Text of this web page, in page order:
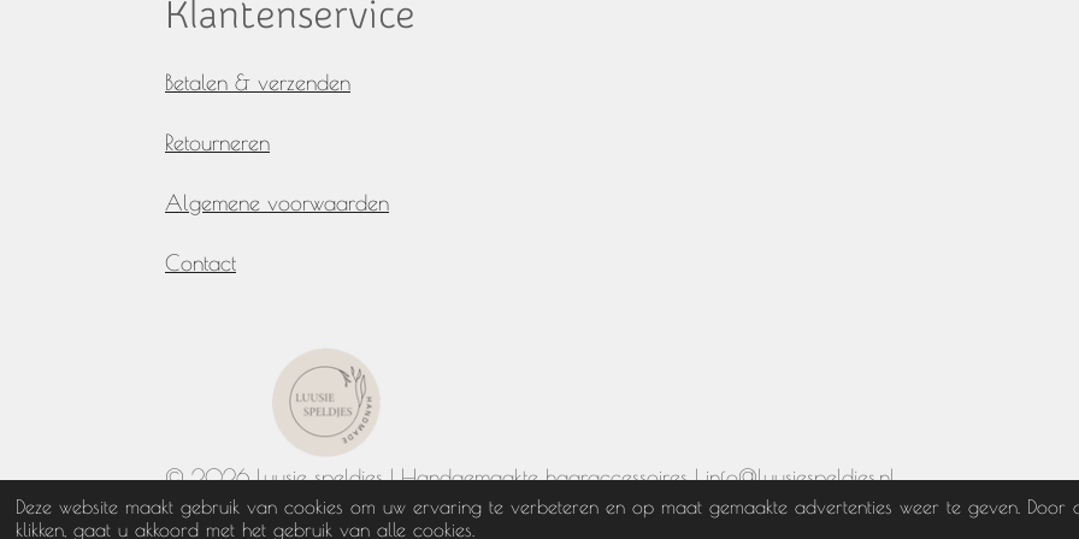
Deze website maakt gebruik van cookies om uw ervaring te verbeteren en op maat gemaakte advertenties weer te geven. Door
klikken, gaat u akkoord met het gebruik van alle cookies.
Klantenservice
Betalen & verzenden
Retourneren
Algemene voorwaarden
Contact
© 2026 Luusie speldjes | Handgemaakte haaraccessoires | info@luusiespeldjes.nl